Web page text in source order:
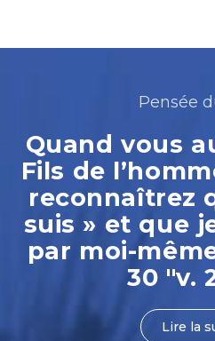
Pensée
Quand vous
Fils de
reconnaîtrez
suis » et que
par moi-
30 "v.
Lire la